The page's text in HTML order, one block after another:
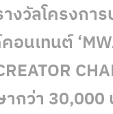
งวัลโครงการ
อนเทนต์
กว่า 30,000